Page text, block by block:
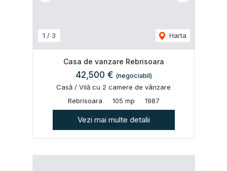
1 / 3 Harta
Casa de vanzare Rebrisoara
42,500 € (negociabil)
Casă / Vilă cu 2 camere de vânzare
Rebrisoara
105 mp 1987
Vezi mai multe detalii